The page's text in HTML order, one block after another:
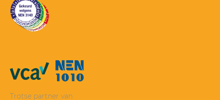
Trotse partner van